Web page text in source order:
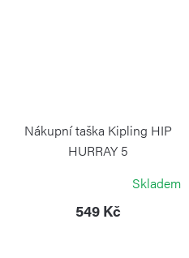
Nákupní taška Kipling HIP
HURRAY 5
Skladem
549 Kč